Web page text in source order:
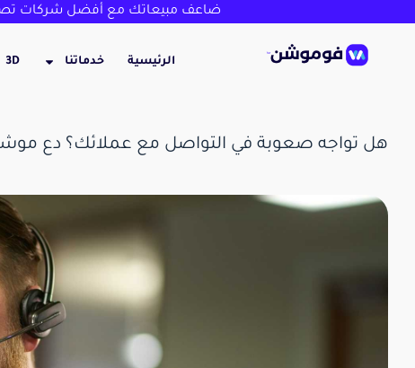
ضاعف مبيعاتك مع أفضل شركات
الرئيسية خدماتنا 3D
هل تواجه صعوبة في التواصل مع عملائك؟ دع